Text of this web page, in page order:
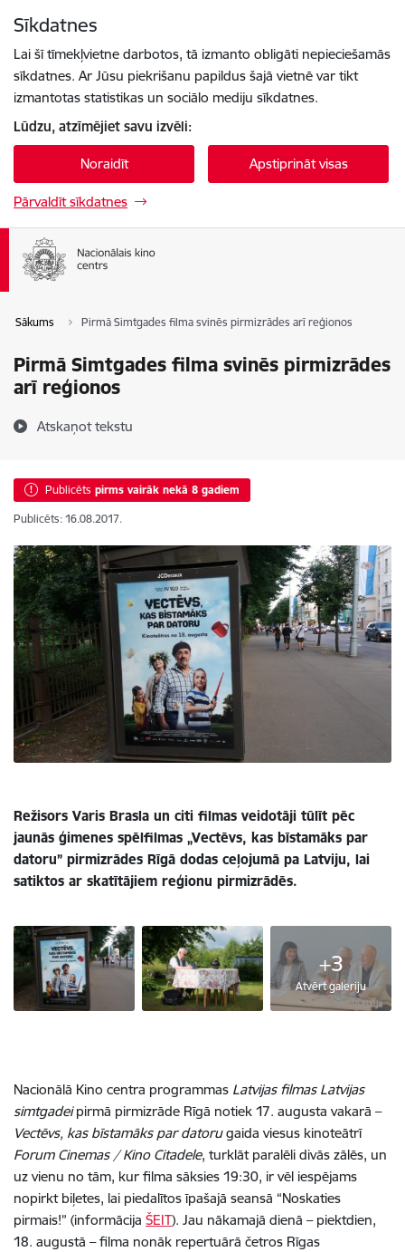
Sīkdatnes
Lai šī tīmekļvietne darbotos, tā izmanto obligāti nepieciešamās
sīkdatnes. Ar Jūsu piekrišanu papildus šajā vietnē var tikt
izmantotas statistikas un sociālo mediju sīkdatnes.
Lūdzu, atzīmējiet savu izvēli:
Noraidīt Apstiprināt visas
Pārvaldīt sīkdatnes
Sākums Pirmā Simtgades filma svinēs pirmizrādes arī reģionos
Pirmā Simtgades filma svinēs pirmizrādes
arī reģionos
Atskaņot tekstu
Publicēts pirms vairāk nekā 8 gadiem
Publicēts: 16.08.2017.
Režisors Varis Brasla un citi filmas veidotāji tūlīt pēc
jaunās ģimenes spēlfilmas „Vectēvs, kas bīstamāks par
datoru” pirmizrādes Rīgā dodas ceļojumā pa Latviju, lai
satiktos ar skatītājiem reģionu pirmizrādēs.
+3
Atvērt galeriju
Nacionālā Kino centra programmas Latvijas filmas Latvijas
simtgadeipirmā pirmizrāde Rīgā notiek 17. augusta vakarā –
Vectēvs, kas bīstamāks par datorugaida viesus kinoteātrī
Forum Cinemas / Kino Citadele, turklāt paralēli divās zālēs, un
uz vienu no tām, kur filma sāksies 19:30, ir vēl iespējams
nopirkt biļetes, lai piedalītos īpašajā seansā “Noskaties
pirmais!” (informācija ŠEIT). Jau nākamajā dienā – piektdien,
18. augustā – filma nonāk repertuārā četros Rīgas